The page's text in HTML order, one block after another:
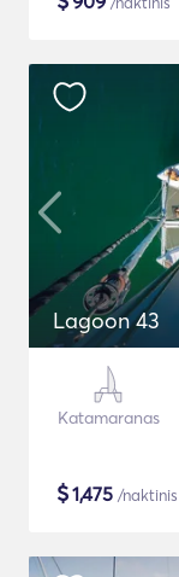
Lagoon 43
Katamaranas
$1,475 /naktinis